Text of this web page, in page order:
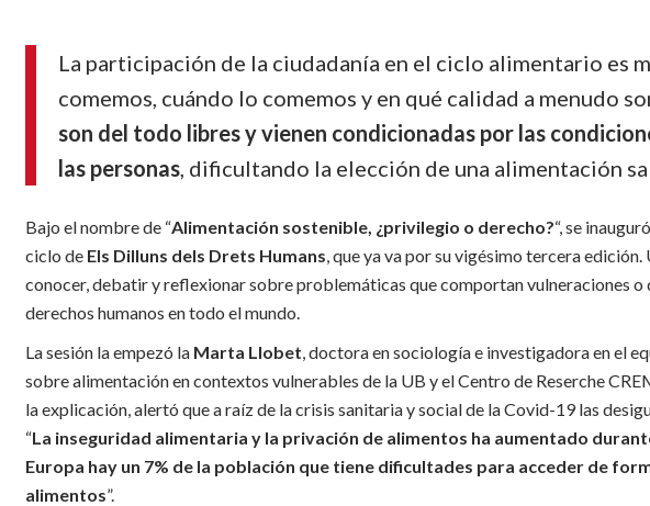
La participación de la ciudadanía en el ciclo alimentario es
comemos, cuándo lo comemos y en qué calidad a menudo
son del todo libres y vienen condicionadas por las
las personas, dificultando la elección de una alimentación
Bajo el nombre de “Alimentación sostenible, ¿privilegio o derecho?“, se
ciclo de Els Dilluns dels Drets Humans, que ya va por su vigésimo tercera edición.
conocer, debatir y reflexionar sobre problemáticas que comportan vulneraciones o
derechos humanos en todo el mundo.
La sesión la empezó la Marta Llobet, doctora en sociología e investigadora en el
sobre alimentación en contextos vulnerables de la UB y el Centro de Reserche
la explicación, alertó que a raíz de la crisis sanitaria y social de la Covid-19 las
“La inseguridad alimentaria y la privación de alimentos ha aumentado
Europa hay un 7% de la población que tiene dificultades para acceder de
alimentos”.